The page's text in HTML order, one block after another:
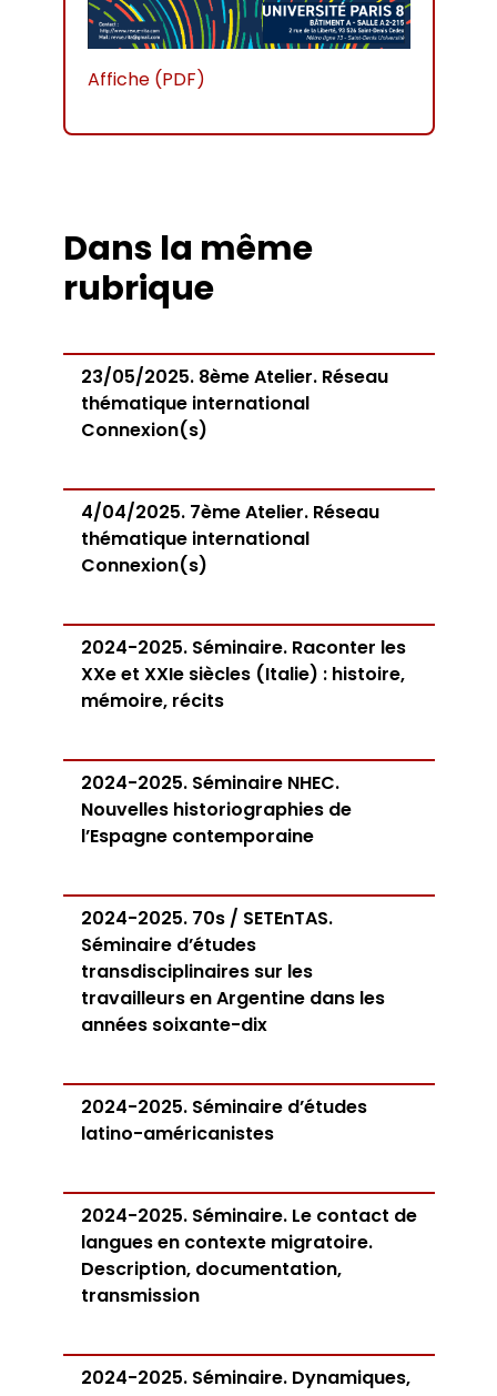
Affiche (PDF)
Dans la même
rubrique
23/05/2025. 8ème Atelier. Réseau
thématique international
Connexion(s)
4/04/2025. 7ème Atelier. Réseau
thématique international
Connexion(s)
2024-2025. Séminaire. Raconter les
XXe et XXIe siècles (Italie) : histoire,
mémoire, récits
2024-2025. Séminaire NHEC.
Nouvelles historiographies de
l’Espagne contemporaine
2024-2025. 70s / SETEnTAS.
Séminaire d’études
transdisciplinaires sur les
travailleurs en Argentine dans les
années soixante-dix
2024-2025. Séminaire d’études
latino-américanistes
2024-2025. Séminaire. Le contact de
langues en contexte migratoire.
Description, documentation,
transmission
2024-2025. Séminaire. Dynamiques,